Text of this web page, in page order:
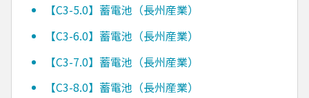
【C3-5.0】蓄電池（長州産業）
【C3-6.0】蓄電池（長州産業）
【C3-7.0】蓄電池（長州産業）
【C3-8.0】蓄電池（長州産業）